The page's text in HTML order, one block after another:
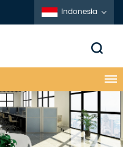
Indonesia